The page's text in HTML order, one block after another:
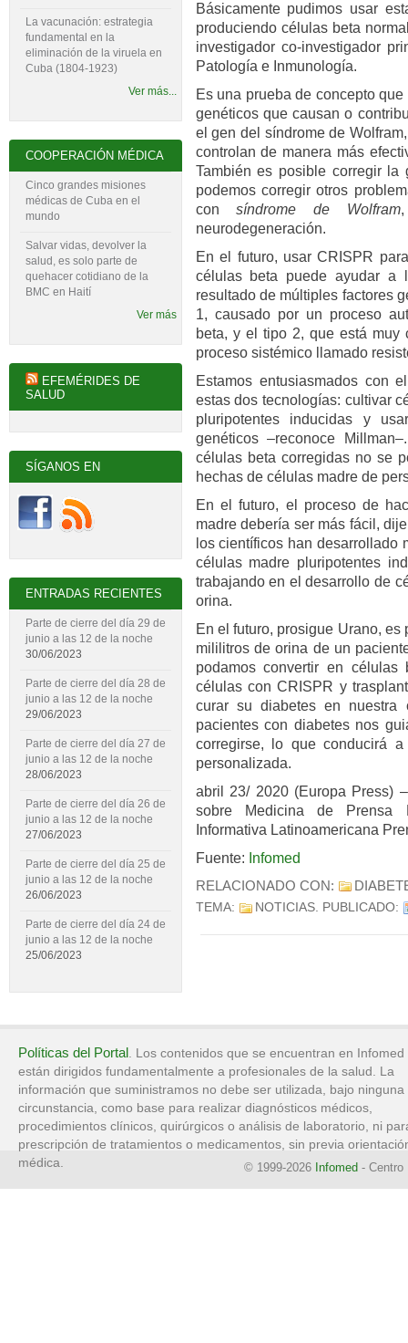
Básicamente pudimos usar
produciendo células beta
investigador co-investigador
Patología e Inmunología.
Es una prueba de concepto
genéticos que causan o
el gen del síndrome de
controlan de manera más
También es posible corregir la
podemos corregir otros
consíndrome de Wolfram
neurodegeneración.
En el futuro, usar CRISPR
células beta puede ayudar a
resultado de múltiples factores
1, causado por un proceso
beta, y el tipo 2, que está
proceso sistémico llamado
Estamos entusiasmados con
estas dos tecnologías: cultivar
pluripotentes inducidas y
genéticos –reconoce
células beta corregidas no se
hechas de células madre de
En el futuro, el proceso de
madre debería ser más fácil,
los científicos han desarrollado
células madre pluripotentes
trabajando en el desarrollo de
orina.
En el futuro, prosigue Urano,
mililitros de orina de un
podamos convertir en células
células con CRISPR y
curar su diabetes en nuestra
pacientes con diabetes nos
corregirse, lo que conducirá
personalizada.
abril 23/ 2020 (Europa Press)
sobre Medicina de Prensa
Informativa Latinoamericana
Fuente: Infomed
RELACIONADO CON:
TEMA: NOTICIAS. PUBLICADO:
La vacunación: estrategia
fundamental en la
eliminación de la viruela en
Cuba (1804-‍1923)
Ver más...
COOPERACIÓN MÉDICA
Cinco grandes misiones
médicas de Cuba en el
mundo
Salvar vidas, devolver la
salud, es solo parte de
quehacer cotidiano de la
BMC en Haití
Ver más
EFEMÉRIDES DE
SALUD
SÍGANOS EN
ENTRADAS RECIENTES
Parte de cierre del día 29 de
junio a las 12 de la noche
30/06/2023
Parte de cierre del día 28 de
junio a las 12 de la noche
29/06/2023
Parte de cierre del día 27 de
junio a las 12 de la noche
28/06/2023
Parte de cierre del día 26 de
junio a las 12 de la noche
27/06/2023
Parte de cierre del día 25 de
junio a las 12 de la noche
26/06/2023
Parte de cierre del día 24 de
junio a las 12 de la noche
25/06/2023
Políticas del Portal. Los contenidos que se encuentran en Infomed
están dirigidos fundamentalmente a profesionales de la salud. La
información que suministramos no debe ser utilizada, bajo ninguna
circunstancia, como base para realizar diagnósticos médicos,
procedimientos clínicos, quirúrgicos o análisis de laboratorio, ni
prescripción de tratamientos o medicamentos, sin previa
médica.
© 1999-2026 Infomed - Centro